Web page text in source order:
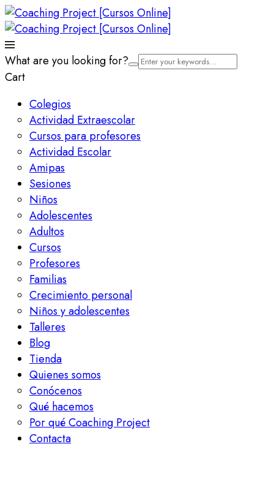
What are you looking for?
Cart
Colegios
Actividad Extraescolar
Cursos para profesores
Actividad Escolar
Amipas
Sesiones
Niños
Adolescentes
Adultos
Cursos
Profesores
Familias
Crecimiento personal
Niños y adolescentes
Talleres
Blog
Tienda
Quienes somos
Conócenos
Qué hacemos
Por qué Coaching Project
Contacta